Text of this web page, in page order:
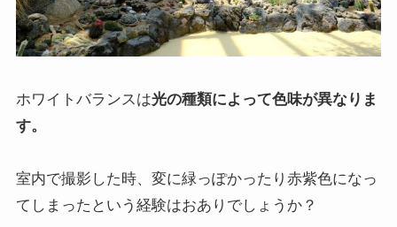
ホワイトバランスは光の種類によって色味が異なりま
す。
室内で撮影した時、変に緑っぽかったり赤紫色になっ
てしまったという経験はおありでしょうか？